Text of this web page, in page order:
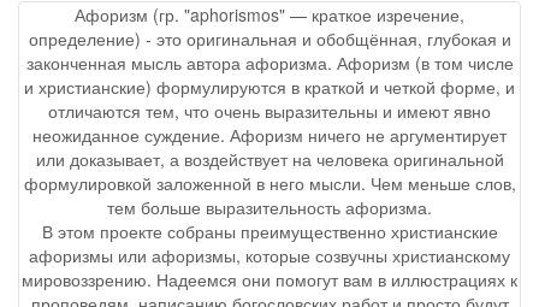
Афоризм (гр. "aphorismos" — краткое изречение,
определение) - это оригинальная и обобщённая, глубокая и
законченная мысль автора афоризма. Афоризм (в том числе
и христианские) формулируются в краткой и четкой форме, и
отличаются тем, что очень выразительны и имеют явно
неожиданное суждение. Афоризм ничего не аргументирует
или доказывает, а воздействует на человека оригинальной
формулировкой заложенной в него мысли. Чем меньше слов,
тем больше выразительность афоризма.
В этом проекте собраны преимущественно христианские
афоризмы или афоризмы, которые созвучны христианскому
мировоззрению. Надеемся они помогут вам в иллюстрациях к